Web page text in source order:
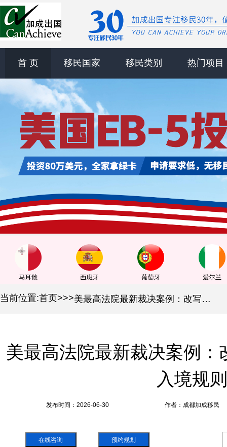
首 页 移民国家 移民类别 热门项目
当前位置:首页>>> 美最高法院最新裁决案例：改写绿卡持有者返美入境规则
美最高法院最新裁决案例：
入境规
发布时间：2026-06-30 作者：成都加成移民
在线咨询 预约规划